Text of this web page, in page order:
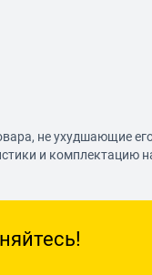
не ухудшающие
и комплектацию